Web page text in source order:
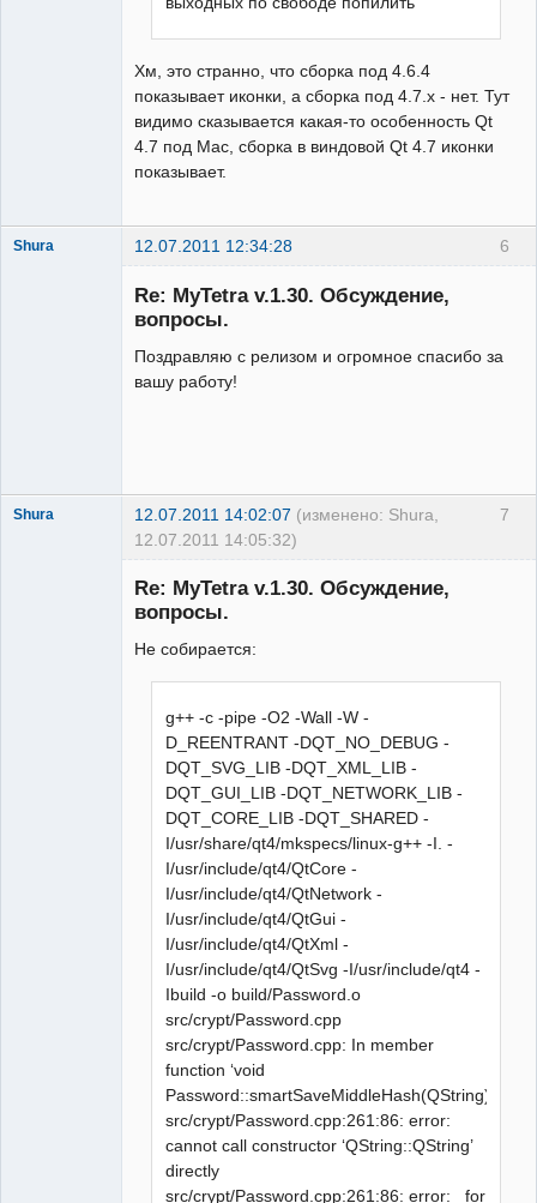
Хм, это странно, что сборка под 4.6.4
показывает иконки, а сборка под 4.7.x - нет. Тут
видимо сказывается какая-то особенность Qt
4.7 под Mac, сборка в виндовой Qt 4.7 иконки
показывает.
6
Shura 12.07.2011 12:34:28
Re: MyTetra v.1.30. Обсуждение,
вопросы.
Поздравляю с релизом и огромное спасибо за
вашу работу!
7
Shura 12.07.2011 14:02:07 (изменено: Shura,
12.07.2011 14:05:32)
Re: MyTetra v.1.30. Обсуждение,
вопросы.
Не собирается:
g++ -c -pipe -O2 -Wall -W -
D_REENTRANT -DQT_NO_DEBUG -
DQT_SVG_LIB -DQT_XML_LIB -
DQT_GUI_LIB -DQT_NETWORK_LIB -
DQT_CORE_LIB -DQT_SHARED -
I/usr/share/qt4/mkspecs/linux-g++ -I. -
I/usr/include/qt4/QtCore -
I/usr/include/qt4/QtNetwork -
I/usr/include/qt4/QtGui -
I/usr/include/qt4/QtXml -
I/usr/include/qt4/QtSvg -I/usr/include/qt4 -
Ibuild -o build/Password.o
src/crypt/Password.cpp
src/crypt/Password.cpp: In member
function ‘void
Password::smartSaveMiddleHash(QString)’:
src/crypt/Password.cpp:261:86: error:
cannot call constructor ‘QString::QString’
directly
src/crypt/Password.cpp:261:86: error: for